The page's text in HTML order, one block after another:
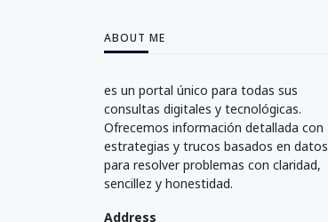
ABOUT ME
es un portal único para todas sus
consultas digitales y tecnológicas.
Ofrecemos información detallada con
estrategias y trucos basados en datos
para resolver problemas con claridad,
sencillez y honestidad.
Address